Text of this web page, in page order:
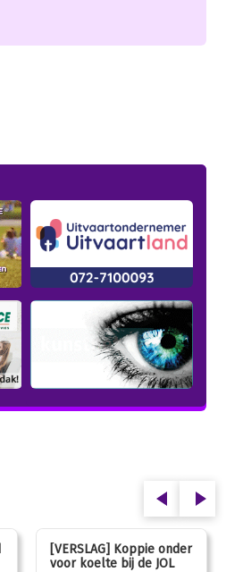
[VERSLAG] Koppie onder
voor koelte bij de JOL